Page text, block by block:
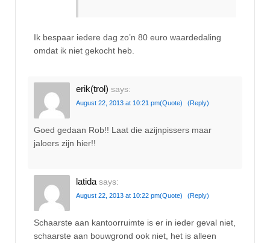
Ik bespaar iedere dag zo’n 80 euro waardedaling
omdat ik niet gekocht heb.
erik(trol) says:
August 22, 2013 at 10:21 pm(Quote) (Reply)
Goed gedaan Rob!! Laat die azijnpissers maar
jaloers zijn hier!!
latida says:
August 22, 2013 at 10:22 pm(Quote) (Reply)
Schaarste aan kantoorruimte is er in ieder geval niet,
schaarste aan bouwgrond ook niet, het is alleen